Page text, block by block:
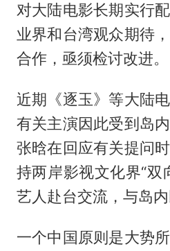
对大陆电影长期实行
业界和台湾观众期待
合作，亟须检讨改进。
近期《逐玉》等大陆
有关主演因此受到岛
张晗在回应有关提问
持两岸影视文化界“双
艺人赴台交流，与岛内
一个中国原则是大势